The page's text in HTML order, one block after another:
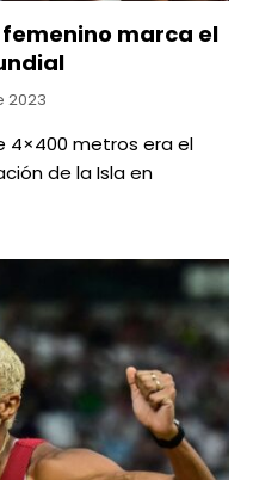
marca el
2023
4×400 metros era el
de la Isla en